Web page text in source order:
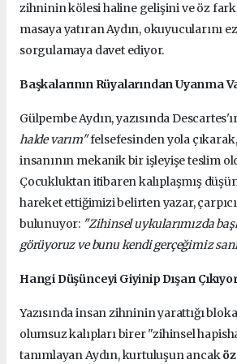
zihninin kölesi haline gelişini ve öz
masaya yatıran Aydın, okuyucularını
sorgulamaya davet ediyor.
Başkalarının Rüyalarından Uyanma
Gülpembe Aydın, yazısında
halde varım"felsefesinden yola
insanının mekanik bir işleyişe teslim
Çocukluktan itibaren kalıplaşmış
hareket ettiğimizi belirten yazar,
bulunuyor: "Zihinsel uykularımızda
görüyoruz ve bunu kendi gerçeğimiz
Hangi Düşünceyi Giyinip Dışarı
Yazısında insan zihninin yarattığı
olumsuz kalıpları birer "zihinsel
tanımlayan Aydın, kurtuluşun ancak